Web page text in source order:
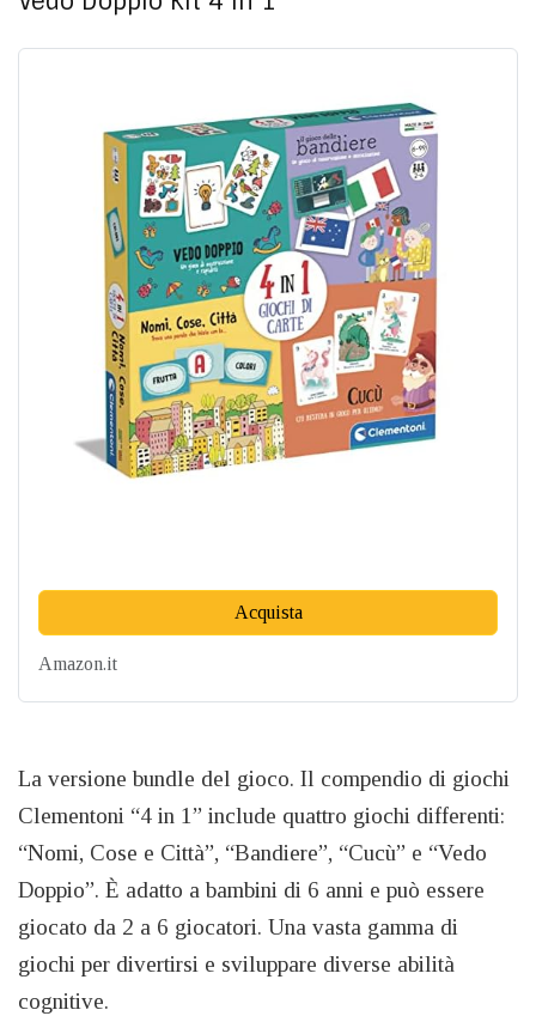
Acquista
Amazon.it
La versione bundle del gioco. Il compendio di giochi
Clementoni “4 in 1” include quattro giochi differenti:
“Nomi, Cose e Città”, “Bandiere”, “Cucù” e “Vedo
Doppio”. È adatto a bambini di 6 anni e può essere
giocato da 2 a 6 giocatori. Una vasta gamma di
giochi per divertirsi e sviluppare diverse abilità
cognitive.